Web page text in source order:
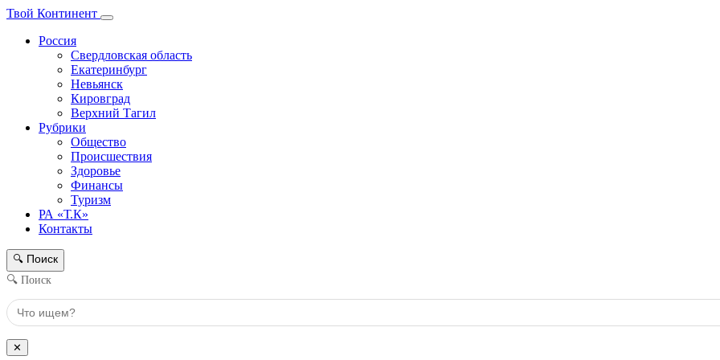
Твой Континент
Россия
Свердловская область
Екатеринбург
Невьянск
Кировград
Верхний Тагил
Рубрики
Общество
Происшествия
Здоровье
Финансы
Туризм
РА «Т.К»
Контакты
🔍 Поиск
🔍 Поиск
✕